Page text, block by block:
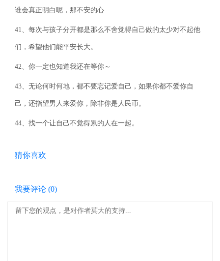
谁会真正明白呢，那不安的心
41、每次与孩子分开都是那么不舍觉得自己做的太少对不起他
们，希望他们能平安长大。
42、你一定也知道我还在等你～
43、无论何时何地，都不要忘记爱自己，如果你都不爱你自
己，还指望男人来爱你，除非你是人民币。
44、找一个让自己不觉得累的人在一起。
猜你喜欢
我要评论 (0)